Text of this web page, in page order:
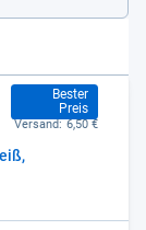
Bester
Preis
41,99 €
Versand: 6,50 €